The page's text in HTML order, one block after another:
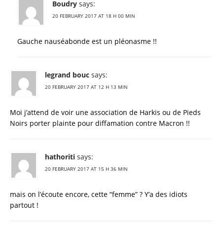
Boudry says:
20 FEBRUARY 2017 AT 18 H 00 MIN
Gauche nauséabonde est un pléonasme !!
legrand bouc says:
20 FEBRUARY 2017 AT 12 H 13 MIN
Moi j’attend de voir une association de Harkis ou de Pieds
Noirs porter plainte pour diffamation contre Macron !!
hathoriti says:
20 FEBRUARY 2017 AT 15 H 36 MIN
mais on l’écoute encore, cette “femme” ? Y’a des idiots
partout !